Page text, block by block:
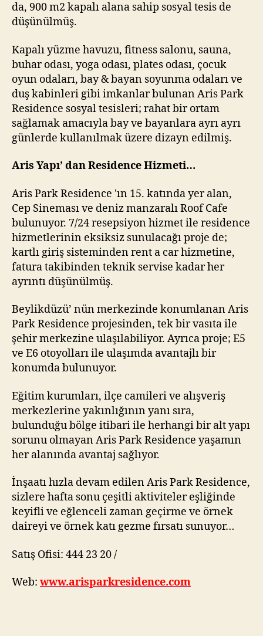
da, 900 m2 kapalı alana sahip sosyal tesis de
düşünülmüş.
Kapalı yüzme havuzu, fitness salonu, sauna,
buhar odası, yoga odası, plates odası, çocuk
oyun odaları, bay & bayan soyunma odaları ve
duş kabinleri gibi imkanlar bulunan Aris Park
Residence sosyal tesisleri; rahat bir ortam
sağlamak amacıyla bay ve bayanlara ayrı ayrı
günlerde kullanılmak üzere dizayn edilmiş.
Aris Yapı’ dan Residence Hizmeti…
Aris Park Residence 'ın 15. katında yer alan,
Cep Sineması ve deniz manzaralı Roof Cafe
bulunuyor. 7/24 resepsiyon hizmet ile residence
hizmetlerinin eksiksiz sunulacağı proje de;
kartlı giriş sisteminden rent a car hizmetine,
fatura takibinden teknik servise kadar her
ayrıntı düşünülmüş.
Beylikdüzü’ nün merkezinde konumlanan Aris
Park Residence projesinden, tek bir vasıta ile
şehir merkezine ulaşılabiliyor. Ayrıca proje; E5
ve E6 otoyolları ile ulaşımda avantajlı bir
konumda bulunuyor.
Eğitim kurumları, ilçe camileri ve alışveriş
merkezlerine yakınlığının yanı sıra,
bulunduğu bölge itibari ile herhangi bir alt yapı
sorunu olmayan Aris Park Residence yaşamın
her alanında avantaj sağlıyor.
İnşaatı hızla devam edilen Aris Park Residence,
sizlere hafta sonu çeşitli aktiviteler eşliğinde
keyifli ve eğlenceli zaman geçirme ve örnek
daireyi ve örnek katı gezme fırsatı sunuyor…
Satış Ofisi: 444 23 20 /
Web: www.arisparkresidence.com